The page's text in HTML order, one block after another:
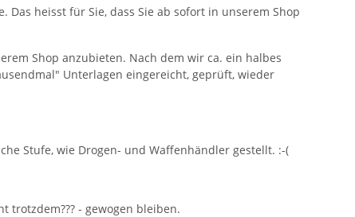
heisst für Sie, dass Sie ab sofort in unserem Shop
Shop anzubieten. Nach dem wir ca. ein halbes
Unterlagen eingereicht, geprüft, wieder
Stufe, wie Drogen- und Waffenhändler gestellt. :-(
- gewogen bleiben.